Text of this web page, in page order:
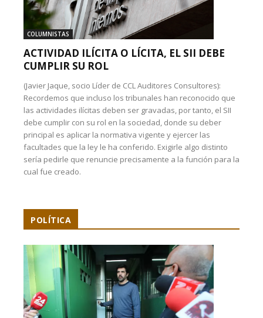
COLUMNISTAS
ACTIVIDAD ILÍCITA O LÍCITA, EL SII DEBE
CUMPLIR SU ROL
(Javier Jaque, socio Líder de CCL Auditores Consultores):
Recordemos que incluso los tribunales han reconocido que
las actividades ilícitas deben ser gravadas, por tanto, el SII
debe cumplir con su rol en la sociedad, donde su deber
principal es aplicar la normativa vigente y ejercer las
facultades que la ley le ha conferido. Exigirle algo distinto
sería pedirle que renuncie precisamente a la función para la
cual fue creado.
POLÍTICA